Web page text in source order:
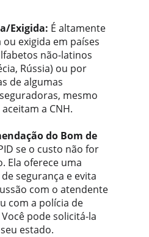
Exigida: É altamente
exigida em países
não-latinos
Rússia) ou por
de algumas
mesmo
a CNH.
do Bom de
se o custo não for
Ela oferece uma
segurança e evita
com o atendente
com a polícia de
pode solicitá-la
estado.